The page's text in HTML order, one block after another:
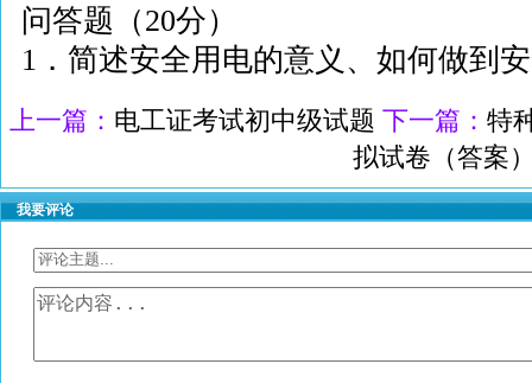
问答题（20分）
1 ．简述安全用电的意义、如何做到
上一篇： 电工证考试初中级试题 下一篇： 特
拟试卷（答案
我要评论